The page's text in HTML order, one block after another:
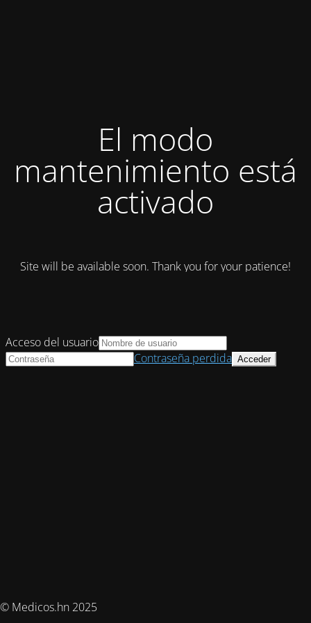
El modo
mantenimiento está
activado
Site will be available soon. Thank you for your patience!
© Medicos.hn 2025
Acceso del usuario
Contraseña perdida